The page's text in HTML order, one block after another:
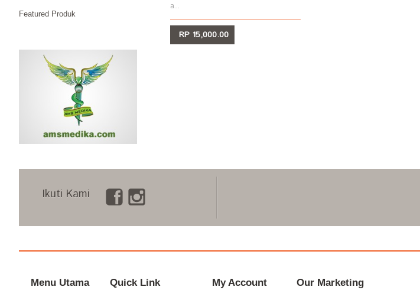
Featured Produk
a...
RP 15,000.00
Ikuti Kami
Menu Utama Quick Link My Account Our Marketing